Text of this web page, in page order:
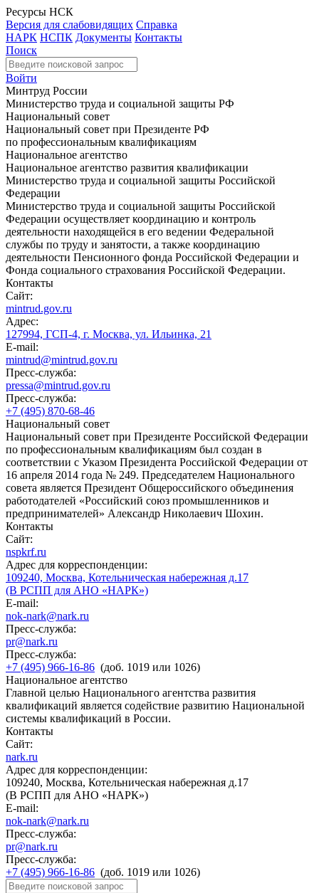
Ресурсы НСК
Версия для слабовидящих Справка
НАРК НСПК Документы Контакты
Поиск
Войти
Минтруд России
Министерство труда и социальной защиты РФ
Национальный совет
Национальный совет при Президенте РФ
по профессиональным квалификациям
Национальное агентство
Национальное агентство развития квалификации
Министерство труда и социальной защиты Российской
Федерации
Министерство труда и социальной защиты Российской
Федерации осуществляет координацию и контроль
деятельности находящейся в его ведении Федеральной
службы по труду и занятости, а также координацию
деятельности Пенсионного фонда Российской Федерации и
Фонда социального страхования Российской Федерации.
Контакты
Сайт:
mintrud.gov.ru
Адрес:
127994, ГСП-4, г. Москва, ул. Ильинка, 21
E-mail:
mintrud@mintrud.gov.ru
Пресс-служба:
pressa@mintrud.gov.ru
Пресс-служба:
+7 (495) 870-68-46
Национальный совет
Национальный совет при Президенте Российской Федерации
по профессиональным квалификациям был создан в
соответствии с Указом Президента Российской Федерации от
16 апреля 2014 года № 249. Председателем Национального
совета является Президент Общероссийского объединения
работодателей «Российский союз промышленников и
предпринимателей» Александр Николаевич Шохин.
Контакты
Сайт:
nspkrf.ru
Адрес для корреспонденции:
109240, Москва, Котельническая набережная д.17
(В РСПП для АНО «НАРК»)
E-mail:
nok-nark@nark.ru
Пресс-служба:
pr@nark.ru
Пресс-служба:
+7 (495) 966-16-86 (доб. 1019 или 1026)
Национальное агентство
Главной целью Национального агентства развития
квалификаций является содействие развитию Национальной
системы квалификаций в России.
Контакты
Сайт:
nark.ru
Адрес для корреспонденции:
109240, Москва, Котельническая набережная д.17
(В РСПП для АНО «НАРК»)
E-mail:
nok-nark@nark.ru
Пресс-служба:
pr@nark.ru
Пресс-служба:
+7 (495) 966-16-86 (доб. 1019 или 1026)